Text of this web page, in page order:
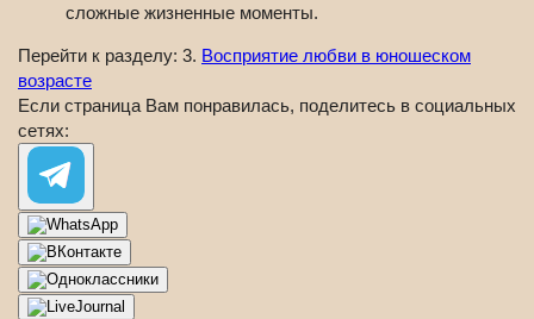
сложные жизненные моменты.
Перейти к разделу: 3. Восприятие любви в юношеском
возрасте
Если страница Вам понравилась, поделитесь в социальных
сетях: